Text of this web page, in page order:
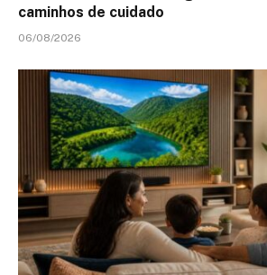
caminhos de cuidado
06/08/2026